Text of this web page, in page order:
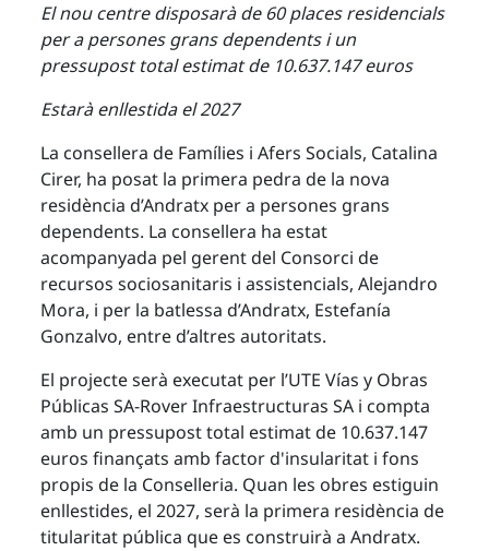
El nou centre disposarà de 60 places residencials
per a persones grans dependents i un
pressupost total estimat de 10.637.147 euros
Estarà enllestida el 2027
La consellera de Famílies i Afers Socials, Catalina
Cirer, ha posat la primera pedra de la nova
residència d’Andratx per a persones grans
dependents. La consellera ha estat
acompanyada pel gerent del Consorci de
recursos sociosanitaris i assistencials, Alejandro
Mora, i per la batlessa d’Andratx, Estefanía
Gonzalvo, entre d’altres autoritats.
El projecte serà executat per l’UTE Vías y Obras
Públicas SA-Rover Infraestructuras SA i compta
amb un pressupost total estimat de 10.637.147
euros finançats amb factor d'insularitat i fons
propis de la Conselleria. Quan les obres estiguin
enllestides, el 2027, serà la primera residència de
titularitat pública que es construirà a Andratx.